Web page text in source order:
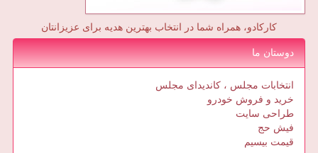
کارکادو، همراه شما در انتخاب بهترین هدیه برای عزیزانتان
دوستان ما
انتخابات مجلس ، کاندیدای مجلس
خرید و فروش خودرو
طراحی سایت
فیش حج
قیمت بیسیم